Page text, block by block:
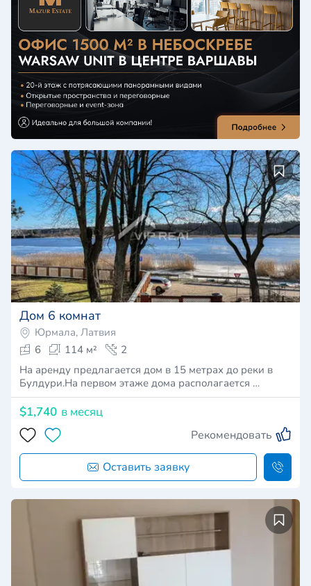
Дом 6 комнат
Юрмала, Латвия
6
114 м²
2
На аренду предлагается дом в 15 метрах до реки в
Булдури.На первом этаже дома располагается …
$1,740 в месяц
Рекомендовать
Оставить заявку